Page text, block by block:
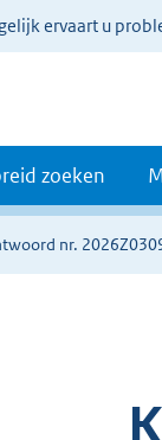
ervaart u
zoeken
nr.